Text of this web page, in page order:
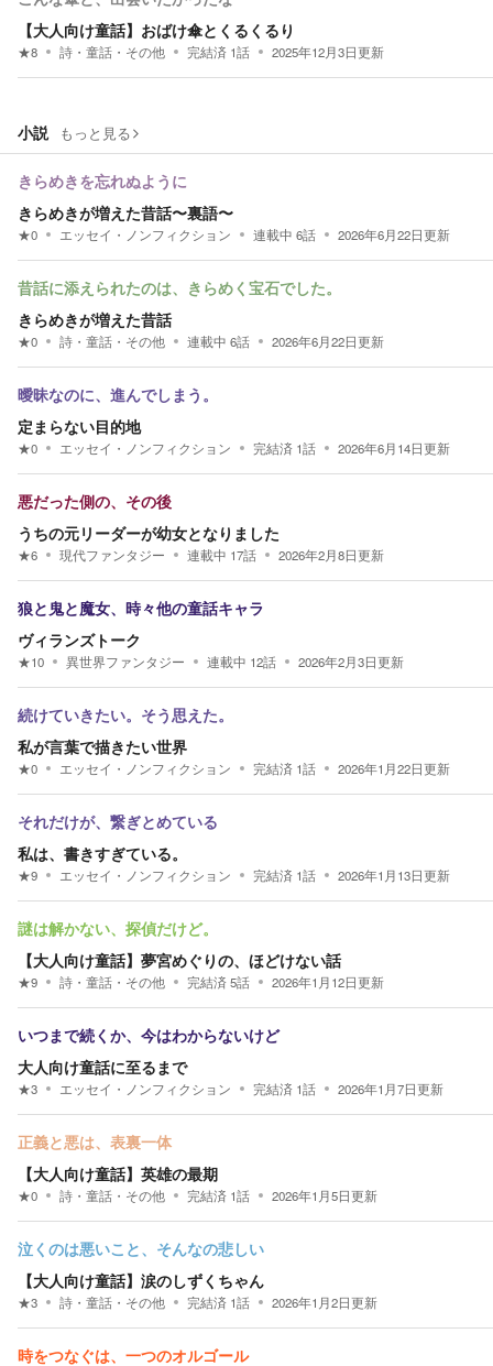
【大人向け童話】おばけ傘とくるくるり
★8 詩・童話・その他 完結済 1話 2025年12月3日更新
小説 もっと見る
きらめきを忘れぬように
きらめきが増えた昔話〜裏語〜
★0 エッセイ・ノンフィクション 連載中 6話 2026年6月22日更新
昔話に添えられたのは、きらめく宝石でした。
きらめきが増えた昔話
★0 詩・童話・その他 連載中 6話 2026年6月22日更新
曖昧なのに、進んでしまう。
定まらない目的地
★0 エッセイ・ノンフィクション 完結済 1話 2026年6月14日更新
悪だった側の、その後
うちの元リーダーが幼女となりました
★6 現代ファンタジー 連載中 17話 2026年2月8日更新
狼と鬼と魔女、時々他の童話キャラ
ヴィランズトーク
★10 異世界ファンタジー 連載中 12話 2026年2月3日更新
続けていきたい。そう思えた。
私が言葉で描きたい世界
★0 エッセイ・ノンフィクション 完結済 1話 2026年1月22日更新
それだけが、繋ぎとめている
私は、書きすぎている。
★9 エッセイ・ノンフィクション 完結済 1話 2026年1月13日更新
謎は解かない、探偵だけど。
【大人向け童話】夢宮めぐりの、ほどけない話
★9 詩・童話・その他 完結済5話 2026年1月12日更新
いつまで続くか、今はわからないけど
大人向け童話に至るまで
★3 エッセイ・ノンフィクション 完結済 1話 2026年1月7日更新
正義と悪は、表裏一体
【大人向け童話】英雄の最期
★0 詩・童話・その他 完結済 1話 2026年1月5日更新
泣くのは悪いこと、そんなの悲しい
【大人向け童話】涙のしずくちゃん
★3 詩・童話・その他 完結済 1話 2026年1月2日更新
時をつなぐは、一つのオルゴール